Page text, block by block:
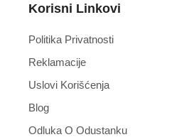
Korisni Linkovi
Politika Privatnosti
Reklamacije
Uslovi Korišćenja
Blog
Odluka O Odustanku